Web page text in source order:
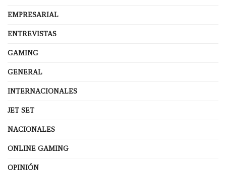
EMPRESARIAL
ENTREVISTAS
GAMING
GENERAL
INTERNACIONALES
JET SET
NACIONALES
ONLINE GAMING
OPINIÓN